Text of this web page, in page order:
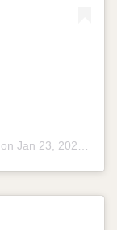
on Jan 23, 2020 at 9:40am PST